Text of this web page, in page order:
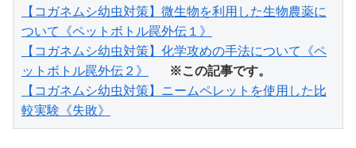
【コガネムシ幼虫対策】微生物を利用した生物農薬に
ついて《ペットボトル罠外伝１》
【コガネムシ幼虫対策】化学攻めの手法について《ペ
ットボトル罠外伝２》
※この記事です。
【コガネムシ幼虫対策】ニームペレットを使用した比
較実験《失敗》